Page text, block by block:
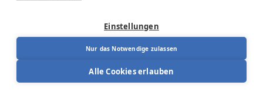
Einstellungen
Nur das Notwendige zulassen
Alle Cookies erlauben